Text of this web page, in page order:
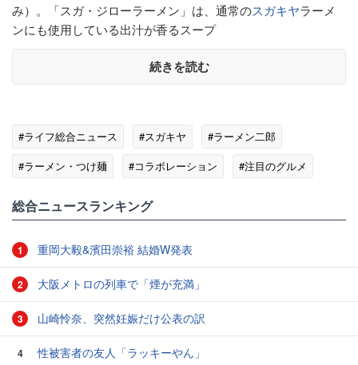
み）。「スガ・ジローラーメン」は、通常のスガキヤラーメ
ンにも使用している出汁が香るスープ
続きを読む
#ライフ総合ニュース #スガキヤ
#ラーメン二郎
#ラーメン・つけ麺
#コラボレーション #注目のグルメ
総合ニュースランキング
1 重岡大毅&濱田崇裕 結婚W発表
2 大阪メトロの列車で「煙が充満」
3 山崎怜奈、突然妊娠だけ公表の訳
4 性被害者の友人「ラッキーやん」